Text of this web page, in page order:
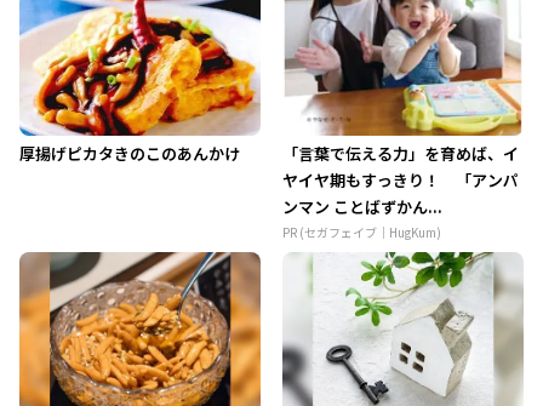
厚揚げピカタきのこのあんかけ
「言葉で伝える力」を育めば、イ
ヤイヤ期もすっきり！ 「アンパ
ンマン ことばずかん...
PR (セガフェイブ｜HugKum)